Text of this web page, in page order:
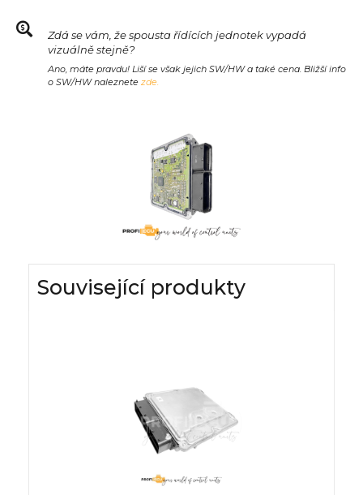
Zdá se vám, že spousta řídících jednotek vypadá
vizuálně stejně?
Ano, máte pravdu! Liší se však jejich SW/HW a také cena. Bližší info
o SW/HW naleznete zde.
Související produkty